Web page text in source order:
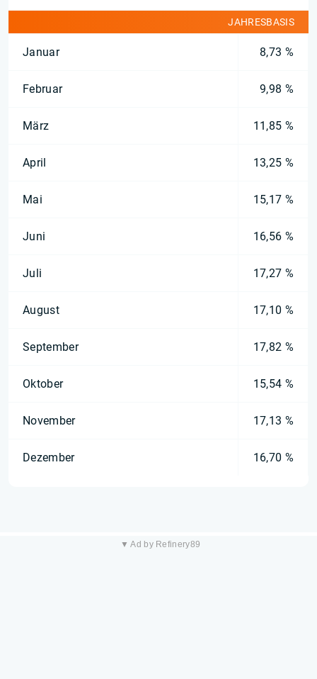
JAHRESBASIS
Januar 8,73 %
Februar 9,98 %
März 11,85 %
April 13,25 %
Mai 15,17 %
Juni 16,56 %
Juli 17,27 %
August 17,10 %
September 17,82 %
Oktober 15,54 %
November 17,13 %
Dezember 16,70 %
▼ Ad by Refinery89